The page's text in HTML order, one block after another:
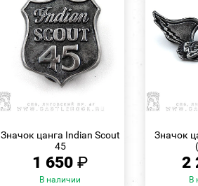
Значок цанга Indian Scout
45
1 650₽
В наличии
Значок
2
В